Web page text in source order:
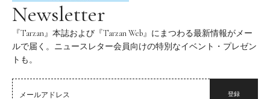
Newsletter
『Tarzan』本誌および『Tarzan Web』にまつわる最新情報がメー
ルで届く。ニュースレター会員向けの特別なイベント・プレゼン
トも。
登録